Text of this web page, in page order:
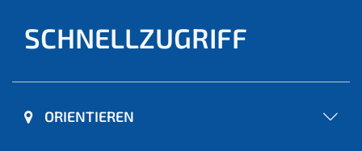
SCHNELLZUGRIFF
ORIENTIEREN